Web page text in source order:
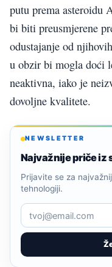
putu prema asteroidu
bi biti preusmjerene
odustajanje od
u obzir bi mogla doći
neaktivna, iako je
dovoljne kvalitete.
NEWSLETTER
Najvažnije priče iz
Prijavite se za
tehnologiji.